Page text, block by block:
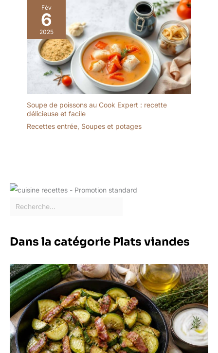
Fév
6
2025
Soupe de poissons au Cook Expert : recette
délicieuse et facile
Recettes entrée, Soupes et potages
Dans la catégorie Plats viandes